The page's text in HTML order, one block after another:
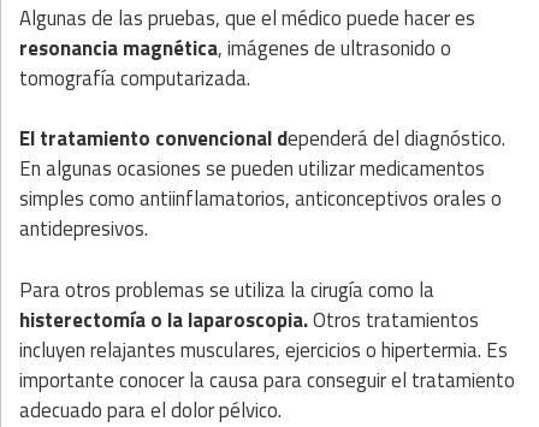
Algunas de las pruebas, que el médico puede hacer es
resonancia magnética, imágenes de ultrasonido o
tomografía computarizada.
El tratamiento convencional dependerá del diagnóstico.
En algunas ocasiones se pueden utilizar medicamentos
simples como antiinflamatorios, anticonceptivos orales o
antidepresivos.
Para otros problemas se utiliza la cirugía como la
histerectomía o la laparoscopia.Otros tratamientos
incluyen relajantes musculares, ejercicios o hipertermia. Es
importante conocer la causa para conseguir el tratamiento
adecuado para el dolor pélvico.